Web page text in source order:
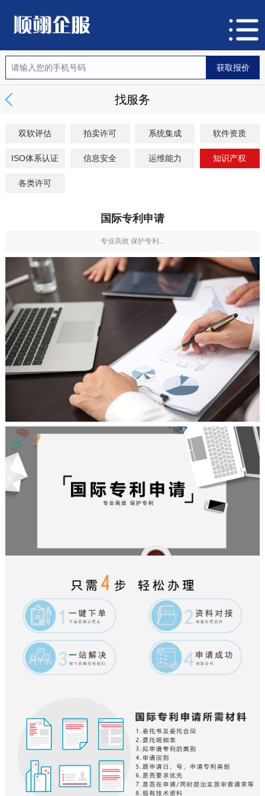
找服务
双软评估 拍卖许可 系统集成 软件资质
ISO体系认证 信息安全 运维能力 知识产权
各类许可
国际专利申请
专业高效 保护专利...